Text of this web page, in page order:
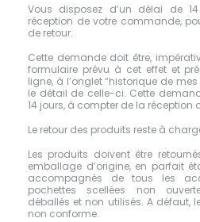
Vous disposez d’un délai de
réception de votre commande,
de retour.
Cette demande doit être,
formulaire prévu à cet effet et
ligne, à l’onglet “historique de
le détail de celle-ci. Cette
14 jours, à compter de la réception
Le retour des produits reste à
Les produits doivent être
emballage d’origine, en parfait
accompagnés de tous les
pochettes scellées non
déballés et non utilisés. A défaut,
non conforme.